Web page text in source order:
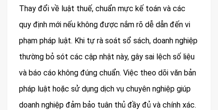
Thay đổi về luật thuế, chuẩn mực kế toán và các
quy định mới nếu không được nắm rõ dễ dẫn đến vi
phạm pháp luật. Khi tự rà soát sổ sách, doanh nghiệp
thường bỏ sót các cập nhật này, gây sai lệch số liệu
và báo cáo không đúng chuẩn. Việc theo dõi văn bản
pháp luật hoặc sử dụng dịch vụ chuyên nghiệp giúp
doanh nghiệp đảm bảo tuân thủ đầy đủ và chính xác.